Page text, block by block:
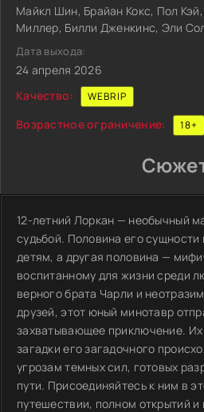
Майкл Шин, Брайан Кокс, Пол Кэй,
Миллер, Билли Дженкинс, Эли
Дата выхода:
24 апреля 2026
Качество:
WEBRIP
Возрастное ограничение: 18+
12-летний Лоркан — необычный
судьбой. Половина его
детям, а другая половина —
воспитанному для жизни среди
верного брата Чарли и
друзей, этот юный минотавр
захватывающее приключение. Их
загадки его загадочного
угрозам темных сил, готовых
пути. Присоединяйтесь к ним в
путешествии, полном открытий